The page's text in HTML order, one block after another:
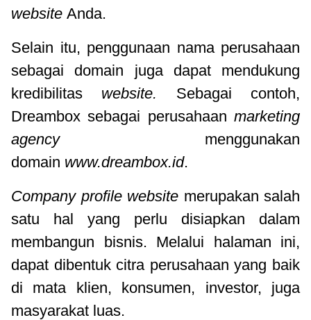
website Anda.
Selain itu, penggunaan nama perusahaan
sebagai domain juga dapat mendukung
kredibilitas website. Sebagai contoh,
Dreambox sebagai perusahaan marketing
agency menggunakan
domain www.dreambox.id.
Company profile website merupakan salah
satu hal yang perlu disiapkan dalam
membangun bisnis. Melalui halaman ini,
dapat dibentuk citra perusahaan yang baik
di mata klien, konsumen, investor, juga
masyarakat luas.